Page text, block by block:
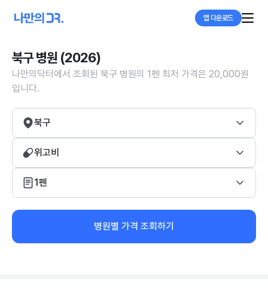
앱 다운로드
북구 병원 (2026)
나만의닥터에서 조회된 북구 병원의 1펜 최저 가격은 20,000원
입니다.
북구
위고비
1펜
병원별 가격 조회하기